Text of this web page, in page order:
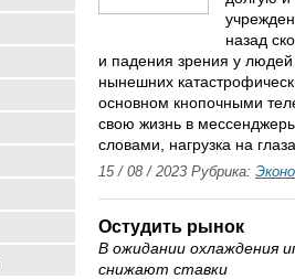
назад
и падения зрения у
нынешних
основном кнопочными
свою жизнь в
словами, нагрузка на
15 / 08 / 2023 Рубрика:
Остудить рынок
В ожидании охлаждения
снижают ставки